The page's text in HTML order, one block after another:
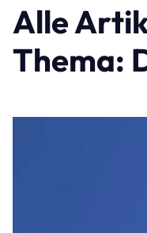
Alle
Thema: